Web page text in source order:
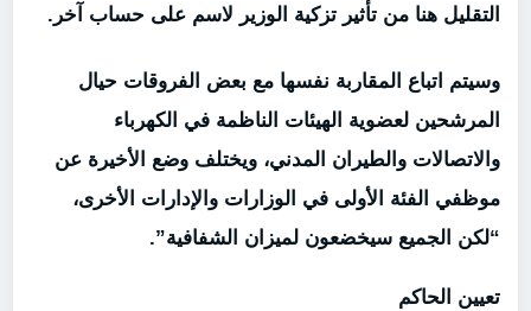
التقليل هنا من تأثير تزكية الوزير لاسم على حساب آخر.
وسيتم اتباع المقاربة نفسها مع بعض الفروقات حيال
المرشحين لعضوية الهيئات الناظمة في الكهرباء
والاتصالات والطيران المدني، ويختلف وضع الأخيرة عن
موظفي الفئة الأولى في الوزارات والإدارات الأخرى،
“لكن الجميع سيخضعون لميزان الشفافية”.
تعيين الحاكم